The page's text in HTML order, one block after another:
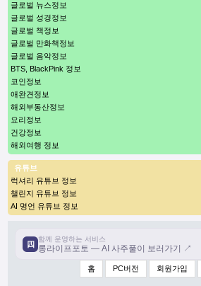
글로벌 뉴스정보
글로벌 성경정보
글로벌 책정보
글로벌 만화책정보
글로벌 음악정보
BTS, BlackPink 정보
코인정보
애완견정보
해외부동산정보
요리정보
건강정보
해외여행 정보
유튜브
럭셔리 유튜브 정보
챌린지 유튜브 정보
AI 명언 유튜브 정보
四
함께 운영하는 서비스
롱라이프포토 — AI 사주풀이 보러가기 ↗
홈 PC버전 회원가입